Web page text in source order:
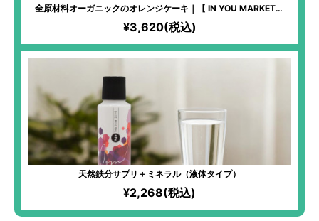
全原材料オーガニックのオレンジケーキ｜【 IN YOU MARKET限
定】化学物質過敏症の方も安心して食べられるケーキ！全原材料有
機！オレンジならではの爽やかな味わいが楽しめる！
¥3,620(税込)
天然鉄分サプリ＋ミネラル（液体タイプ）
¥2,268(税込)